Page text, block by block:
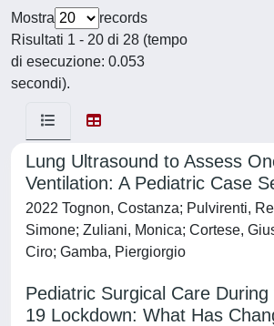
Mostra
records
Risultati 1 - 20 di 28 (tempo
di esecuzione: 0.053
secondi).
Lung Ultrasound to Assess
Ventilation: A Pediatric Case
2022 Tognon, Costanza; Pulvirenti,
Simone; Zuliani, Monica; Cortese,
Ciro; Gamba, Piergiorgio
Pediatric Surgical Care
19 Lockdown: What Has